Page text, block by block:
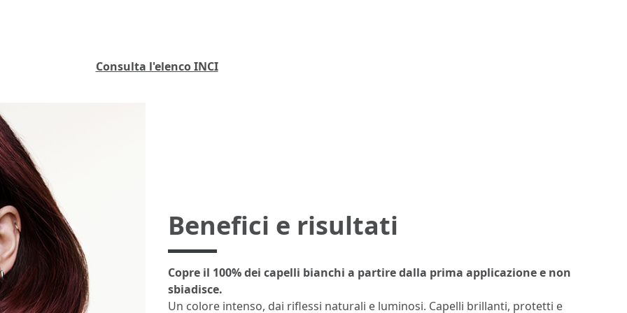
Consulta l'elenco INCI
Benefici e risultati
Copre il 100% dei capelli bianchi a partire dalla prima applicazione e non
sbiadisce.
Un colore intenso, dai riflessi naturali e luminosi. Capelli brillanti, protetti e